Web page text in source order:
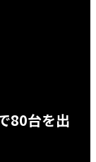
80台を出